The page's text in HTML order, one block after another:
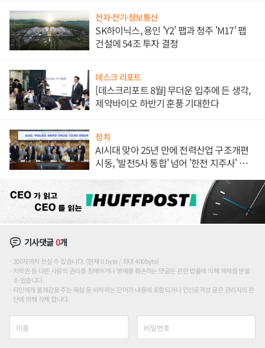
전자·전기·정보통신
SK하이닉스, 용인 'Y2' 팹과 청주 'M17' 팹
건설에 54조 투자 결정
데스크 리포트
[데스크리포트 8월] 무더운 입추에 든 생각,
제약바이오 하반기 훈풍 기대한다
정치
AI시대 맞아 25년 만에 전력산업 구조개편
시동, '발전5사 통합' 넘어 '한전 지주사' 재편
기사댓글0개
200자까지 쓰실 수 있습니다. (현재 0 byte / 최대 400byte)
저작권 등 다른 사람의 권리를 침해하거나 명예를 훼손하는 댓글은 관련 법률에 의해 제재를 받을
수 있습니다.
타인에게 불쾌감을 주는 욕설 등 비하하는 단어가 내용에 포함되거나 인신공격성 글은 관리자의 판
단에 의해 삭제 합니다.